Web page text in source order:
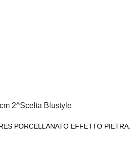
2^Scelta Blustyle
PORCELLANATO EFFETTO PIETRA